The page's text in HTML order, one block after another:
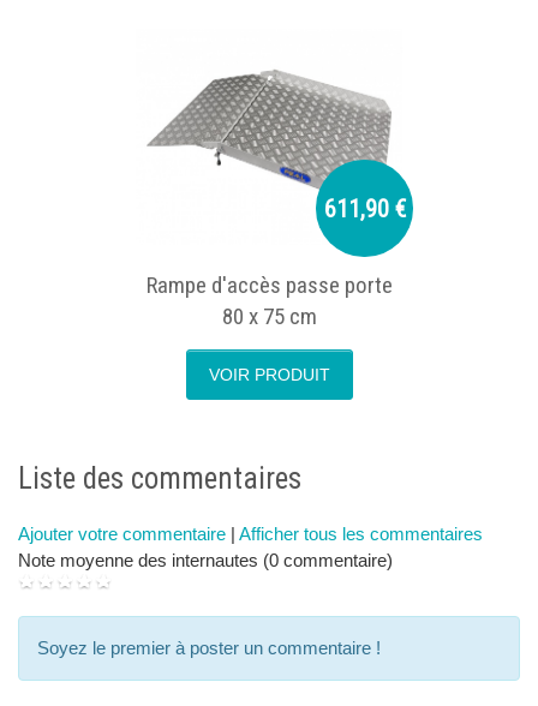
611,90 €
Rampe d'accès passe porte
80 x 75 cm
VOIR PRODUIT
Liste des commentaires
Ajouter votre commentaire | Afficher tous les commentaires
Note moyenne des internautes (0 commentaire)
Soyez le premier à poster un commentaire !